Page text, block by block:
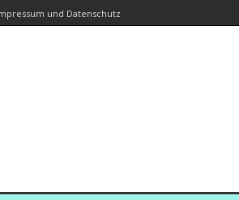
und Datenschutz